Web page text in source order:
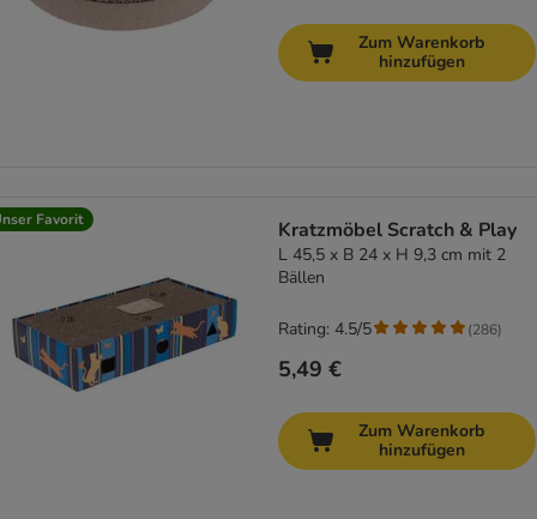
Zum Warenkorb
hinzufügen
Favorit Kratzmöbel Scratch & Play
L 45,5 x B 24 x H 9,3 cm mit 2
Bällen
5,49 €
Rating: 4.5/5 (286)
Zum Warenkorb
hinzufügen